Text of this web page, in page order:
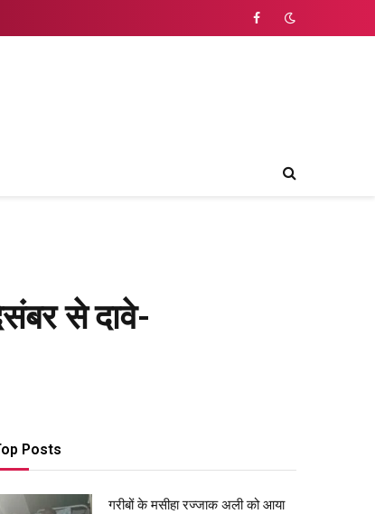
Facebook
से दावे-
Posts
गरीबों के मसीहा रज्‍जाक अली को आया